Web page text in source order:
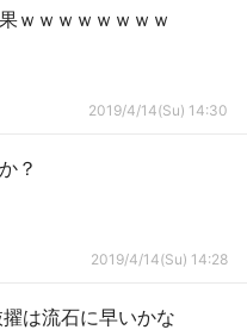
ｗｗｗｗｗｗｗｗ
2019/4/14(Su) 14:30
？
2019/4/14(Su) 14:28
は流石に早いかな